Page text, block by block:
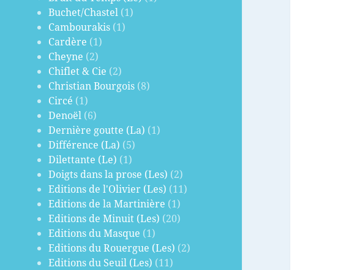
Buchet/Chastel (1)
Cambourakis (1)
Cardère (1)
Cheyne (2)
Chiflet & Cie (2)
Christian Bourgois (8)
Circé (1)
Denoël (6)
Dernière goutte (La) (1)
Différence (La) (5)
Dilettante (Le) (1)
Doigts dans la prose (Les) (2)
Editions de l'Olivier (Les) (11)
Editions de la Martinière (1)
Editions de Minuit (Les) (20)
Editions du Masque (1)
Editions du Rouergue (Les) (2)
Editions du Seuil (Les) (11)